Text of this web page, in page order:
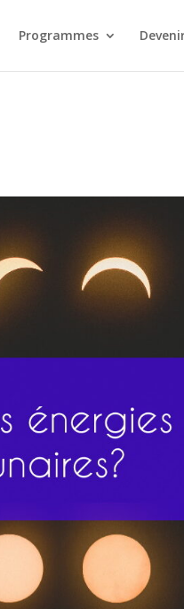
Programmes